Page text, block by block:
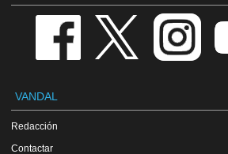
VANDAL
Redacción
Contactar